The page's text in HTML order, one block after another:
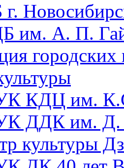
им. А. П.
городских
КДЦ им.
ДДК им. Д.
культуры